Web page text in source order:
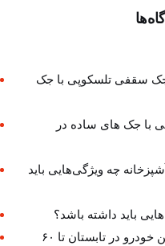
سقفی تلسکوپی با جک
با جک های ساده در
چه ویژگی‌هایی باید
باید داشته باشد؟
چرا کابین خودرو در تابستان تا ۶۰